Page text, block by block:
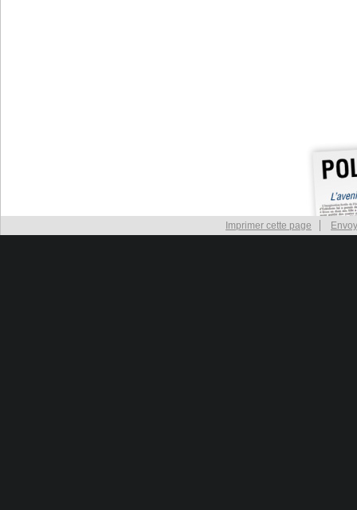
Imprimer cette page